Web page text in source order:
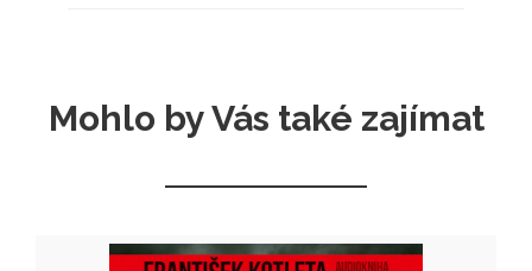
Mohlo by Vás také zajímat